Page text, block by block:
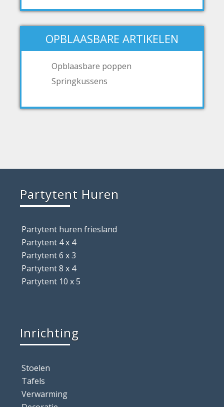
OPBLAASBARE ARTIKELEN
Opblaasbare poppen
Springkussens
Partytent Huren
Partytent huren friesland
Partytent 4 x 4
Partytent 6 x 3
Partytent 8 x 4
Partytent 10 x 5
Inrichting
Stoelen
Tafels
Verwarming